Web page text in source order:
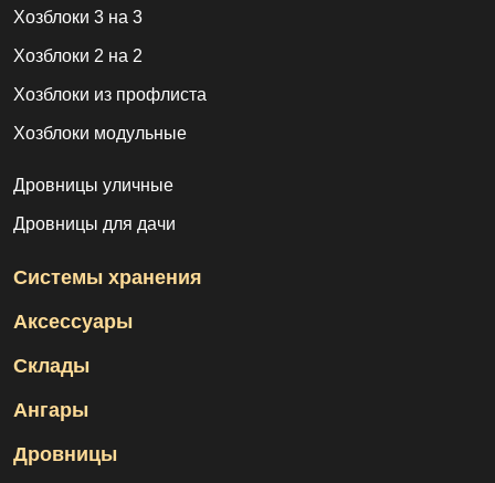
Хозблоки 3 на 3
Хозблоки 2 на 2
Хозблоки из профлиста
Хозблоки модульные
Дровницы уличные
Дровницы для дачи
Системы хранения
Аксессуары
Склады
Ангары
Дровницы